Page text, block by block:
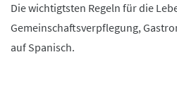
Die wichtigtsten Regeln für die
Gemeinschaftsverpflegung,
auf Spanisch.